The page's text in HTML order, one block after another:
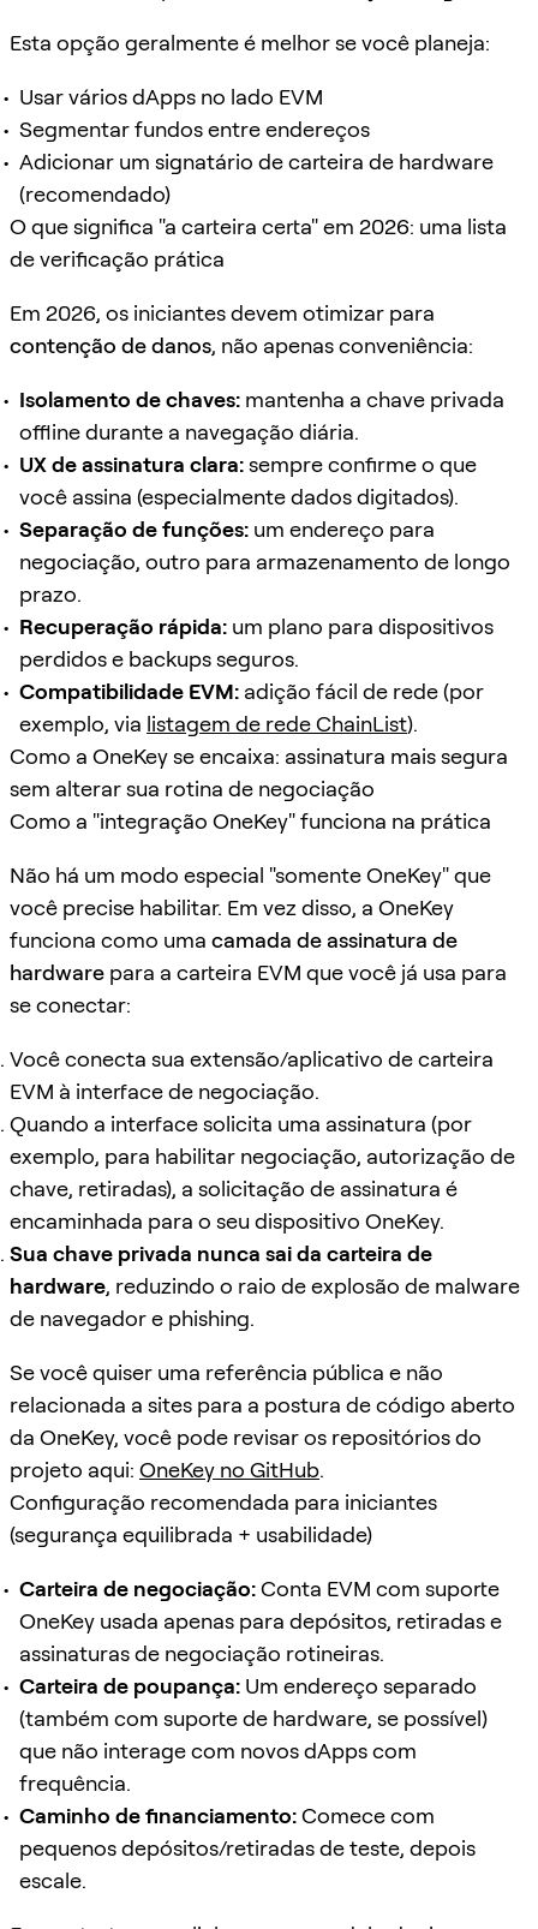
Esta opção geralmente é melhor se você planeja:
Usar vários dApps no lado EVM
Segmentar fundos entre endereços
Adicionar um signatário de carteira de hardware
(recomendado)
O que significa "a carteira certa" em 2026: uma lista
de verificação prática
Em 2026, os iniciantes devem otimizar para
contenção de danos, não apenas conveniência:
Isolamento de chaves: mantenha a chave privada
offline durante a navegação diária.
UX de assinatura clara:sempre confirme o que
você assina (especialmente dados digitados).
Separação de funções: um endereço para
negociação, outro para armazenamento de longo
prazo.
Recuperação rápida: um plano para dispositivos
perdidos e backups seguros.
Compatibilidade EVM: adição fácil de rede (por
exemplo, via listagem de rede ChainList).
Como a OneKey se encaixa: assinatura mais segura
sem alterar sua rotina de negociação
Como a "integração OneKey" funciona na prática
Não há um modo especial "somente OneKey" que
você precise habilitar. Em vez disso, a OneKey
funciona como uma camada de assinatura de
hardware para a carteira EVM que você já usa para
se conectar:
Você conecta sua extensão/aplicativo de carteira
EVM à interface de negociação.
Quando a interface solicita uma assinatura (por
exemplo, para habilitar negociação, autorização de
chave, retiradas), a solicitação de assinatura é
encaminhada para o seu dispositivo OneKey.
Sua chave privada nunca sai da carteira de
hardware, reduzindo o raio de explosão de malware
de navegador e phishing.
Se você quiser uma referência pública e não
relacionada a sites para a postura de código aberto
da OneKey, você pode revisar os repositórios do
projeto aqui: OneKey no GitHub.
Configuração recomendada para iniciantes
(segurança equilibrada + usabilidade)
Carteira de negociação:Conta EVM com suporte
OneKey usada apenas para depósitos, retiradas e
assinaturas de negociação rotineiras.
Carteira de poupança: Um endereço separado
(também com suporte de hardware, se possível)
que não interage com novos dApps com
frequência.
Caminho de financiamento:Comece com
pequenos depósitos/retiradas de teste, depois
escale.